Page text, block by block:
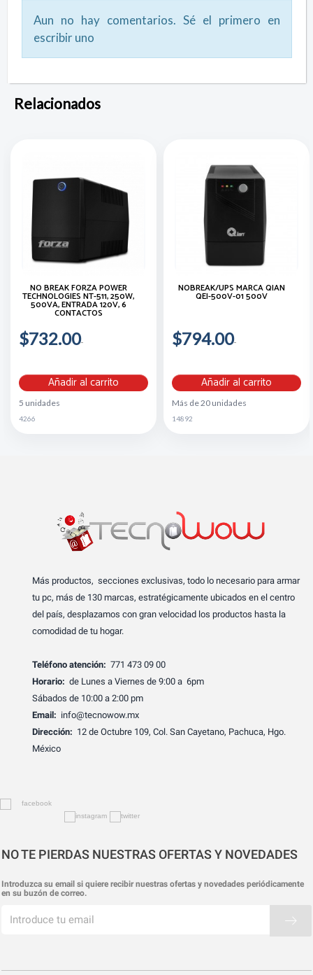
Aun no hay comentarios. Sé el primero en
escribir uno
Relacionados
NO BREAK FORZA POWER
TECHNOLOGIES NT-511, 250W,
500VA, ENTRADA 120V, 6
CONTACTOS
$732.00
Añadir al carrito
5 unidades
4266
NOBREAK/UPS MARCA QIAN
QEI-500V-01 500V
$794.00
Añadir al carrito
Más de 20 unidades
14892
Más productos, secciones exclusivas, todo lo necesario para armar
tu pc, más de 130 marcas, estratégicamente ubicados en el centro
del país, desplazamos con gran velocidad los productos hasta la
comodidad de tu hogar.
Teléfono atención: 771 473 09 00
Horario: de Lunes a Viernes de 9:00 a 6pm
Sábados de 10:00 a 2:00 pm
Email: info@tecnowow.mx
Dirección: 12 de Octubre 109, Col. San Cayetano, Pachuca, Hgo.
México
NO TE PIERDAS NUESTRAS OFERTAS Y NOVEDADES
Introduzca su email si quiere recibir nuestras ofertas y novedades periódicamente
en su buzón de correo.